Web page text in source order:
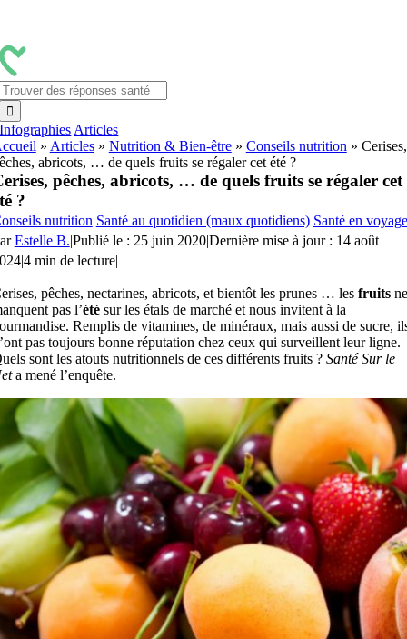
contenu
Infographies Articles
» Articles» Nutrition & Bien-être» Conseils nutrition » Cerises,
abricots, … de quels fruits se régaler cet été ?
pêches, abricots, … de quels fruits se régaler cet
?
nutrition Santé au quotidien (maux quotidiens) Santé en
Estelle B.|Publié le : 25 juin 2020|Dernière mise à jour : 14 août
|4 min de lecture|
pêches, nectarines, abricots, et bientôt les prunes … les fruitsne
pas l’étésur les étals de marché et nous invitent à la
Remplis de vitamines, de minéraux, mais aussi de sucre,
pas toujours bonne réputation chez ceux qui surveillent leur ligne.
sont les atouts nutritionnels de ces différents fruits ? Santé Sur le
a mené l’enquête.